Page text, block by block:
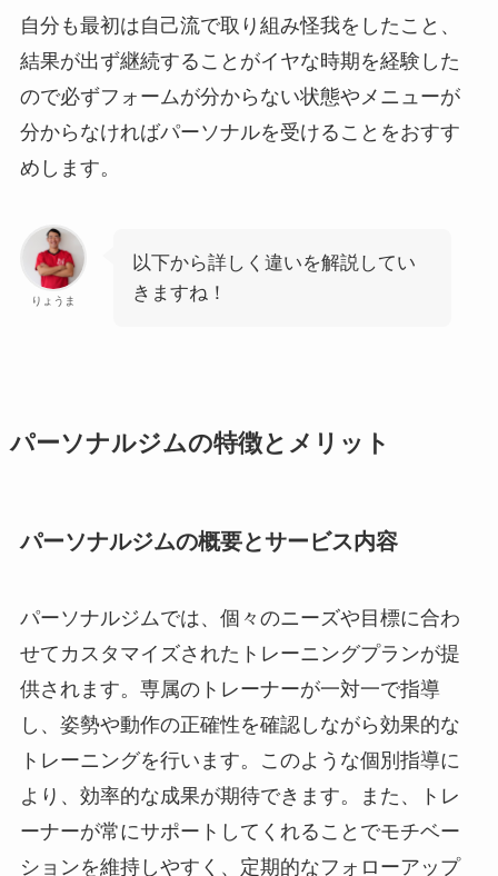
自分も最初は自己流で取り組み怪我をしたこと、
結果が出ず継続することがイヤな時期を経験した
ので必ずフォームが分からない状態やメニューが
分からなければパーソナルを受けることをおすす
めします。
りょうま
以下から詳しく違いを解説してい
きますね！
パーソナルジムの特徴とメリット
パーソナルジムの概要とサービス内容
パーソナルジムでは、個々のニーズや目標に合わ
せてカスタマイズされたトレーニングプランが提
供されます。専属のトレーナーが一対一で指導
し、姿勢や動作の正確性を確認しながら効果的な
トレーニングを行います。このような個別指導に
より、効率的な成果が期待できます。また、トレ
ーナーが常にサポートしてくれることでモチベー
ションを維持しやすく、定期的なフォローアップ